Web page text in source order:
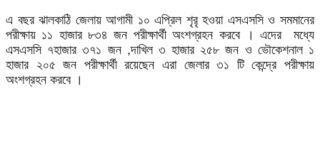
এ বছর ঝালকাঠি জেলায় আগামী ১০ এপ্রিল শৃরৃ হওয়া এসএসসি ও সমমানের
পরীক্ষায় ১১ হাজার ৮৩৪ জন পরীক্ষার্থী অংশগ্রহন করবে । এদের মধ্যে
এসএসসি ৭হাজার ৩৭১ জন ,দাখিল ৩ হাজার ২৫৮ জন ও ভৌকেশনাল ১
হাজার ২০৫ জন পরীক্ষার্থী রয়েছেন এরা জেলার ৩১ টি কেন্দ্রে পরীক্ষায়
অংশগ্রহন করবে ।